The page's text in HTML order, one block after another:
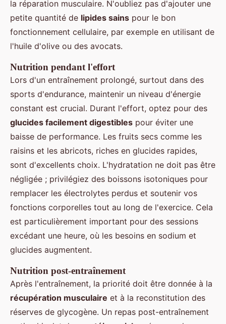
la réparation musculaire. N'oubliez pas d'ajouter une
petite quantité de lipides sains pour le bon
fonctionnement cellulaire, par exemple en utilisant de
l'huile d'olive ou des avocats.
Nutrition pendant l'effort
Lors d'un entraînement prolongé, surtout dans des
sports d'endurance, maintenir un niveau d'énergie
constant est crucial. Durant l'effort, optez pour des
glucides facilement digestibles pour éviter une
baisse de performance. Les fruits secs comme les
raisins et les abricots, riches en glucides rapides,
sont d'excellents choix. L'hydratation ne doit pas être
négligée ; privilégiez des boissons isotoniques pour
remplacer les électrolytes perdus et soutenir vos
fonctions corporelles tout au long de l'exercice. Cela
est particulièrement important pour des sessions
excédant une heure, où les besoins en sodium et
glucides augmentent.
Nutrition post-entraînement
Après l'entraînement, la priorité doit être donnée à la
récupération musculaire et à la reconstitution des
réserves de glycogène. Un repas post-entraînement